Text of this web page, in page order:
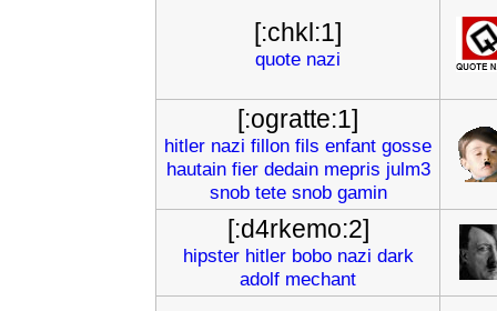
[:chkl:1]
quote nazi
[:ogratte:1]
hitler nazi fillon fils enfant gosse
hautain fier dedain mepris julm3
snob tete snob gamin
[:d4rkemo:2]
hipster hitler bobo nazi dark
adolf mechant